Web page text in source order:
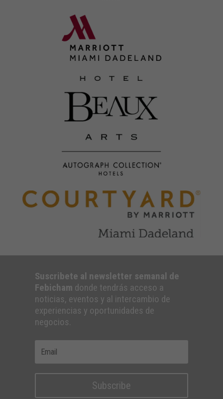
Suscribete al newsletter semanal de
Febicham donde tendrás acceso a
noticias, eventos y al intercambio de
experiencias y oportunidades de
negocios.
Subscribe